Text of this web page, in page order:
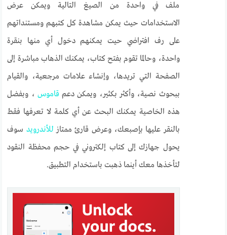
ملف في واحدة من الصيغ التالية ويمكن عرض
الاستخدامات حيث يمكن مشاهدة كل كتبهم ومستنداتهم
على رف افتراضي حيت يمكنهم دخول أي منها بنقرة
واحدة، وحالما تقوم بفتح كتاب، يمكنك الذهاب مباشرة إلى
الصفحة التي تريدها، وإنشاء علامات مرجعية، والقيام
ببحوث نصية، وأكثر بكثير، ويمكن دعم قاموس ، وبفضل
هذه الخاصية يمكنك البحث عن أي كلمة لا تعرفها فقط
بالنقر عليها بإصبعك، وعرض قارئ ممتاز للأندرويد سوف
يحول جهازك إلى كتاب إلكتروني في حجم محفظة النقود
لتأخذها معك أينما ذهبت باستخدام التطبيق.